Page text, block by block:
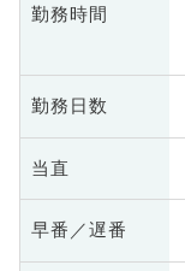
勤務時間
勤務日数
当直
早番／遅番